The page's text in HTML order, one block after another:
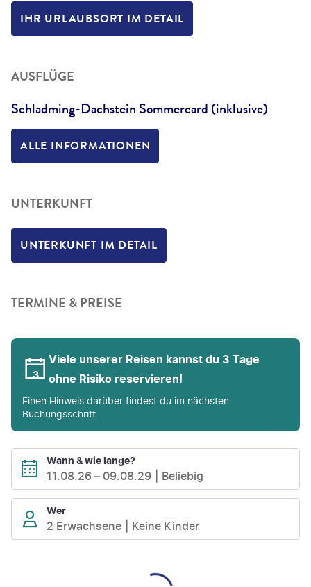
IHR URLAUBSORT IM DETAIL
AUSFLÜGE
Schladming-Dachstein Sommercard (inklusive)
ALLE INFORMATIONEN
UNTERKUNFT
UNTERKUNFT IM DETAIL
TERMINE & PREISE
Viele unserer Reisen kannst du 3 Tage
ohne Risiko reservieren!
Einen Hinweis darüber findest du im nächsten
Buchungsschritt.
Wann & wie lange?
11.08.26 – 09.08.29 Beliebig
Wer
2 Erwachsene Keine Kinder